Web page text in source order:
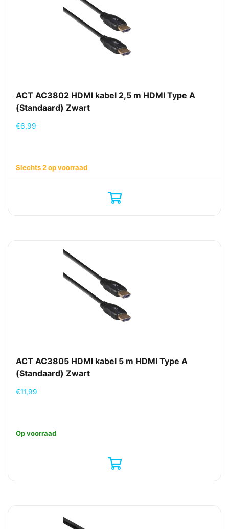
ACT AC3802 HDMI kabel 2,5 m HDMI Type A
(Standaard) Zwart
€6,99
Slechts 2 op voorraad
ACT AC3805 HDMI kabel 5 m HDMI Type A
(Standaard) Zwart
€11,99
Op voorraad